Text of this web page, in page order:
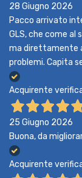
28 Giugno 2026
Pacco arrivato
GLS, che come al
ma direttamente
problemi. Capita
Acquirente
25 Giugno 2026
Buona, da
Acquirente